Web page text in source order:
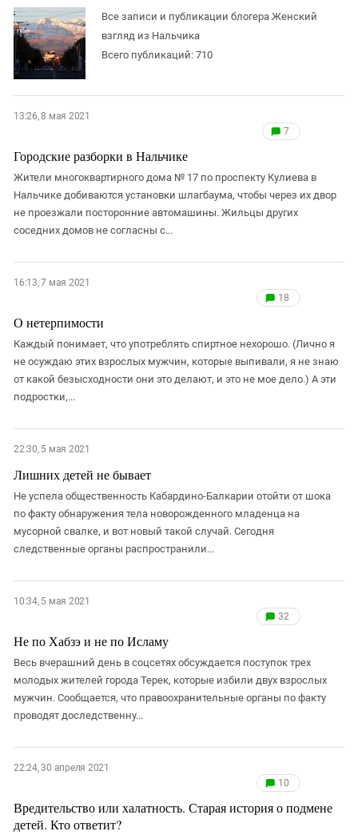
КАВКАЗ ЗА ПАЛЕСТИНУ
ПРЕСЛЕДОВАНИЕ АКТИВИСТОВ
Дагестан
Ингушетия
Кабардино-Балкария
Карачаево-Черкесия
Нагорный Карабах
Российская Федерация
Ростовская область
Северная Осетия - Алания
СКФО
Ставропольский край
Южный Кавказ
ЮФО
Все записи и публикации блогера Женский
взгляд из Нальчика
Всего публикаций: 710
13:26, 8 мая 2021
7
Городские разборки в Нальчике
Жители многоквартирного дома № 17 по проспекту Кулиева в
Нальчике добиваются установки шлагбаума, чтобы через их двор
не проезжали посторонние автомашины. Жильцы других
соседних домов не согласны с...
16:13, 7 мая 2021
18
О нетерпимости
Каждый понимает, что употреблять спиртное нехорошо. (Лично я
не осуждаю этих взрослых мужчин, которые выпивали, я не знаю
от какой безысходности они это делают, и это не мое дело.) А эти
подростки,...
22:30, 5 мая 2021
Лишних детей не бывает
Не успела общественность Кабардино-Балкарии отойти от шока
по факту обнаружения тела новорожденного младенца на
мусорной свалке, и вот новый такой случай. Сегодня
следственные органы распространили...
10:34, 5 мая 2021
32
Не по Хабзэ и не по Исламу
Весь вчерашний день в соцсетях обсуждается поступок трех
молодых жителей города Терек, которые избили двух взрослых
мужчин. Сообщается, что правоохранительные органы по факту
проводят доследственну...
22:24, 30 апреля 2021
10
Вредительство или халатность. Старая история о подмене
детей. Кто ответит?